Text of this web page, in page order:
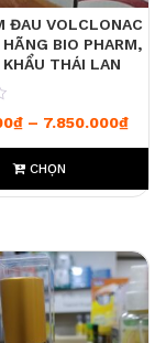
ĐAU VOLCLONAC
HÃNG BIO PHARM,
KHẨU THÁI LAN
₫ – 7.850.000₫
CHỌN